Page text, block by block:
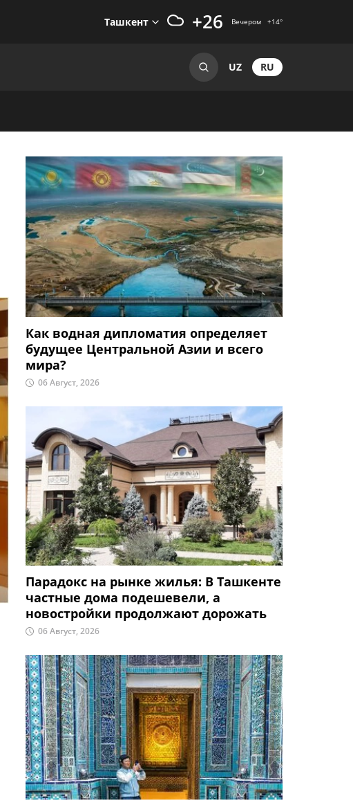
Ташкент +26 Вечером +14°
UZ RU
Как водная дипломатия определяет
будущее Центральной Азии и всего
мира?
06 Август, 2026
Парадокс на рынке жилья: В Ташкенте
частные дома подешевели, а
новостройки продолжают дорожать
06 Август, 2026